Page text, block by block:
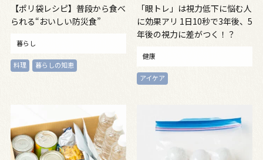
【ポリ袋レシピ】普段から食べ
られる“おいしい防災食”
暮らし
料理 暮らしの知恵
「眼トレ」は視力低下に悩む人
に効果アリ 1日10秒で3年後、5
年後の視力に差がつく！？
健康
アイケア